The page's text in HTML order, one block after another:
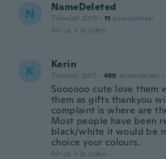
N NameDeleted
Tilmeldt 2019 · 11 anmeldelser
for ca. 3 år siden
K Kerin
Tilmeldt 2017 · 499 anmeldelser ·
Soooooo cute love them
them as gifts thankyou
complaint is where are
Most people have been
black/white it would be
choice your colours.
for ca. 3 år siden